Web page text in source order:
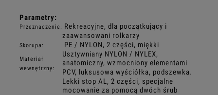
Parametry:
Przeznaczenie: Rekreacyjne, dla początkujący i
zaawansowani rolkarzy
Skorupa: PE / NYLON, 2 części, miękki
Materiał
wewnętrzny:
Usztywniany NYLON / NYLEX,
anatomiczny, wzmocniony elementami
PCV, luksusowa wyściółka, podszewka.
Lekki stop AL, 2 części, specjalne
mocowanie za pomocą dwóch śrub